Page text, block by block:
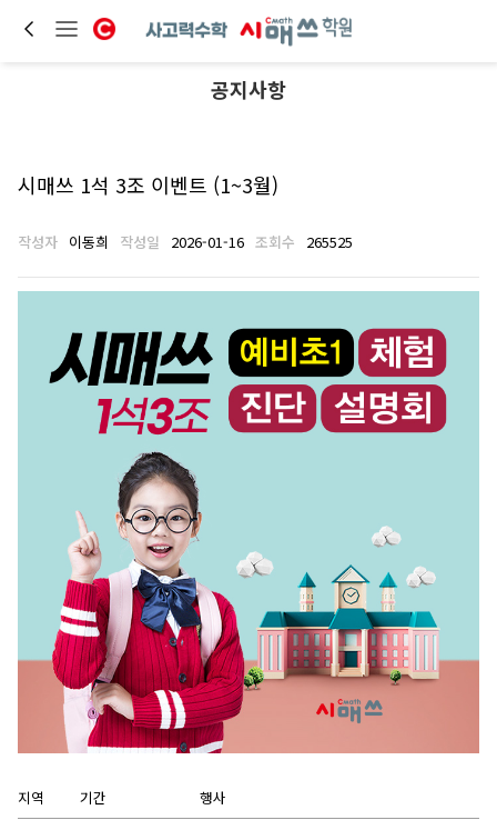
공지사항
시매쓰 1석 3조 이벤트 (1~3월)
작성자 이동희 작성일 2026-01-16 조회수 265525
지역 기간 행사